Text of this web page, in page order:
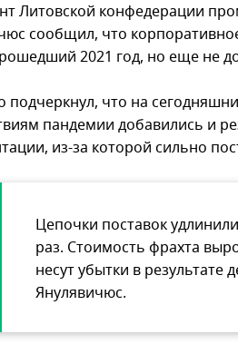
Литовской конфедерации
сообщил, что
2021 год, но еще не
подчеркнул, что на
пандемии добавились и
из-за которой сильно
Цепочки поставок
раз. Стоимость фрахта
несут убытки в результате
Янулявичюс.